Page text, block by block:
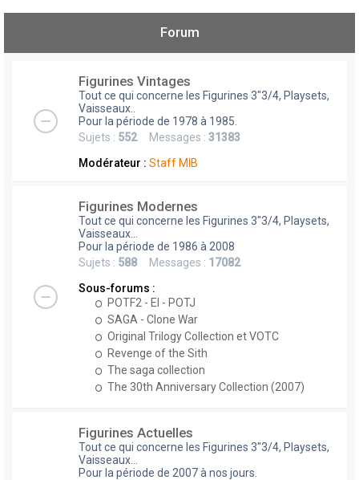
Forum
Figurines Vintages
Tout ce qui concerne les Figurines 3"3/4, Playsets,
Vaisseaux..
Pour la période de 1978 à 1985.
Sujets : 552Messages : 31383
Modérateur : Staff MIB
Figurines Modernes
Tout ce qui concerne les Figurines 3"3/4, Playsets,
Vaisseaux...
Pour la période de 1986 à 2008
Sujets : 588 Messages : 17082
Sous-forums :
POTF2 - EI - POTJ
SAGA - Clone War
Original Trilogy Collection et VOTC
Revenge of the Sith
The saga collection
The 30th Anniversary Collection (2007)
Figurines Actuelles
Tout ce qui concerne les Figurines 3"3/4, Playsets,
Vaisseaux...
Pour la période de 2007 à nos jours.